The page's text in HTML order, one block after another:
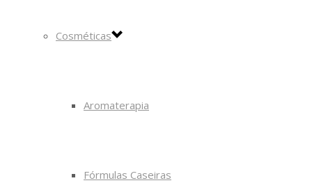
Cosméticas
Aromaterapia
Fórmulas Caseiras